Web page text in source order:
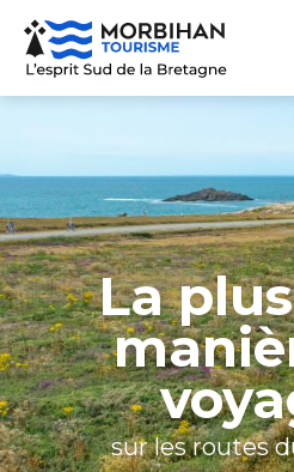
Aller
contenu
principal
La
sur les routes